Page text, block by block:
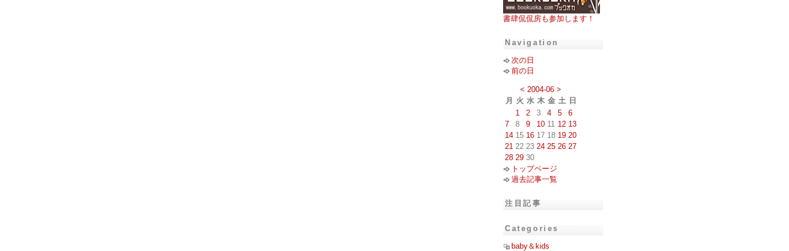
書肆侃侃房も参加します！
Navigation
次の日
前の日
< 2004-06 >
月
火 水 木 金 土 日
1
2 3 4 5
6
7
8 9 10 11 12 13
14 15 16 17 18 19 20
21 22 23 24 25 26 27
28 29 30
トップページ
過去記事一覧
注目記事
Categories
baby＆kids